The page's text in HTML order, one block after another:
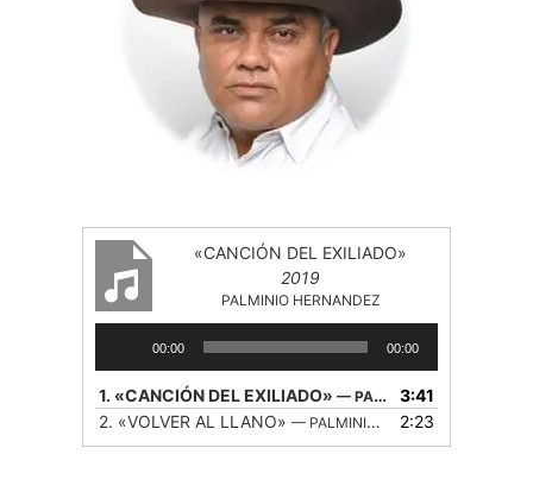
«CANCIÓN DEL EXILIADO»
2019
PALMINIO HERNANDEZ
de
audio
00:00 00:00
1. «CANCIÓN DEL EXILIADO» — PALMINIO HERNANDEZ
3:41
2. «VOLVER AL LLANO» — PALMINIO HERNANDEZ 2:23